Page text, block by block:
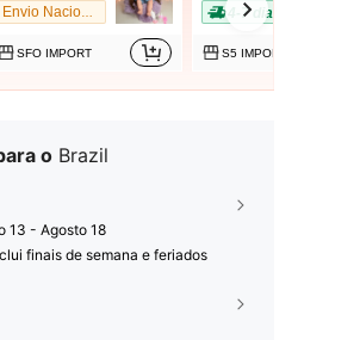
SFO IMPORT
4-7 dias
S5 IMPORT
o Brazil
13 - Agosto 18
finais de semana e feriados